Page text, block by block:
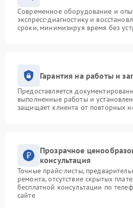
Современное оборудование и
экспресс-диагностику и
сроки, минимизируя время без
Гарантия на работы и
Предоставляется
выполненные работы и
защищает клиента от повторных
Прозрачное
консультация
Точные прайс-листы,
ремонта, отсутствие скрытых
бесплатной консультации по
сайте